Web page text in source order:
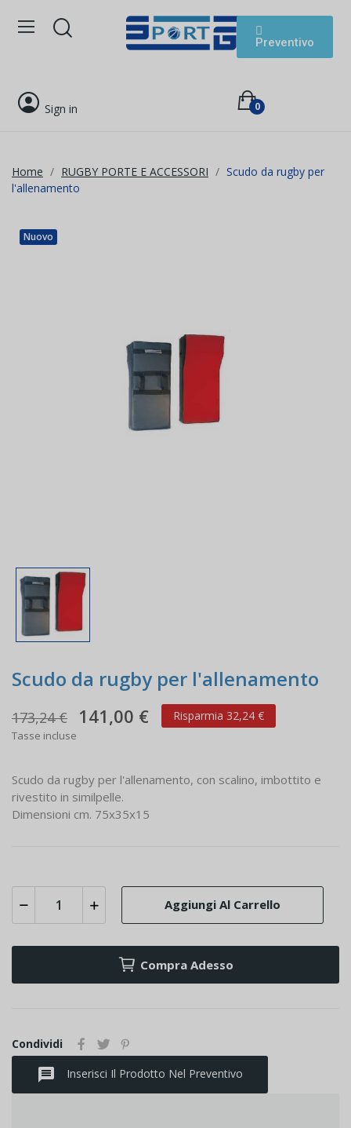
Preventivo
Sign in 0
Home RUGBY PORTE E ACCESSORI
Scudo da rugby per
l'allenamento
Nuovo
Scudo da rugby per l'allenamento
173,24 € 141,00 € Risparmia 32,24 €
Tasse incluse
Scudo da rugby per l'allenamento, con scalino, imbottito e
rivestito in similpelle.
Dimensioni cm. 75x35x15
Aggiungi Al Carrello
Compra Adesso
Condividi
message Inserisci Il Prodotto Nel Preventivo